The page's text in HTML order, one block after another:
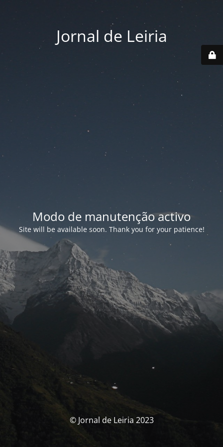
Jornal de Leiria
Modo de manutenção activo
Site will be available soon. Thank you for your patience!
© Jornal de Leiria 2023